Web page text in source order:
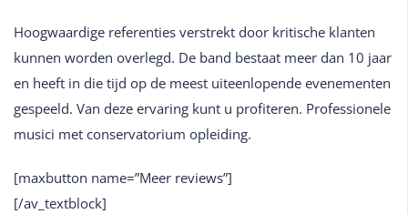
Hoogwaardige referenties verstrekt door kritische klanten
kunnen worden overlegd. De band bestaat meer dan 10 jaar
en heeft in die tijd op de meest uiteenlopende evenementen
gespeeld. Van deze ervaring kunt u profiteren. Professionele
musici met conservatorium opleiding.
[maxbutton name=”Meer reviews”]
[/av_textblock]